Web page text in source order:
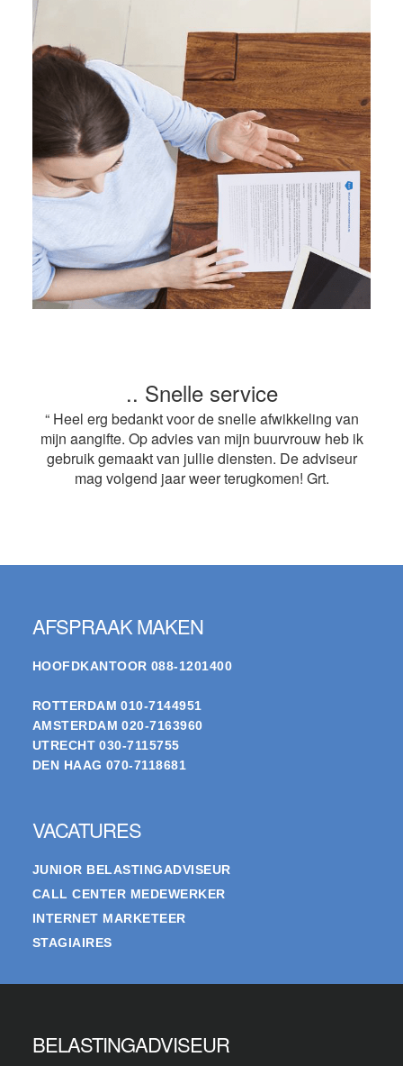
.. Snelle service
“ Heel erg bedankt voor de snelle afwikkeling van
mijn aangifte. Op advies van mijn buurvrouw heb ik
gebruik gemaakt van jullie diensten. De adviseur
mag volgend jaar weer terugkomen! Grt.
AFSPRAAK MAKEN
HOOFDKANTOOR 088-1201400
ROTTERDAM 010-7144951
AMSTERDAM 020-7163960
UTRECHT 030-7115755
DEN HAAG 070-7118681
VACATURES
JUNIOR BELASTINGADVISEUR
CALL CENTER MEDEWERKER
INTERNET MARKETEER
STAGIAIRES
BELASTINGADVISEUR